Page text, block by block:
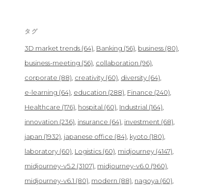
タグ
3D market trends (64) Banking (56) business (80)
business-meeting (56) collaboration (96)
corporate (88) creativity (60) diversity (64)
e-learning (64) education (288) Finance (240)
Healthcare (176) hospital (60) Industrial (164)
innovation (236) insurance (64) investment (68)
japan (1932) japanese office (84) kyoto (180)
laboratory (60) Logistics (60) midjourney (4147)
midjourney-v5.2 (3107) midjourney-v6.0 (960)
midjourney-v6.1 (80) modern (88) nagoya (60)